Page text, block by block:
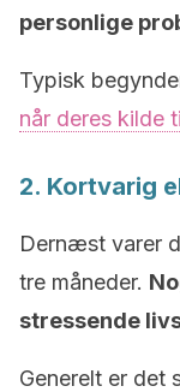
personlige
Typisk
når deres kilde
2. Kortvarig
Dernæst varer
tre måneder.
stressende
Generelt er det